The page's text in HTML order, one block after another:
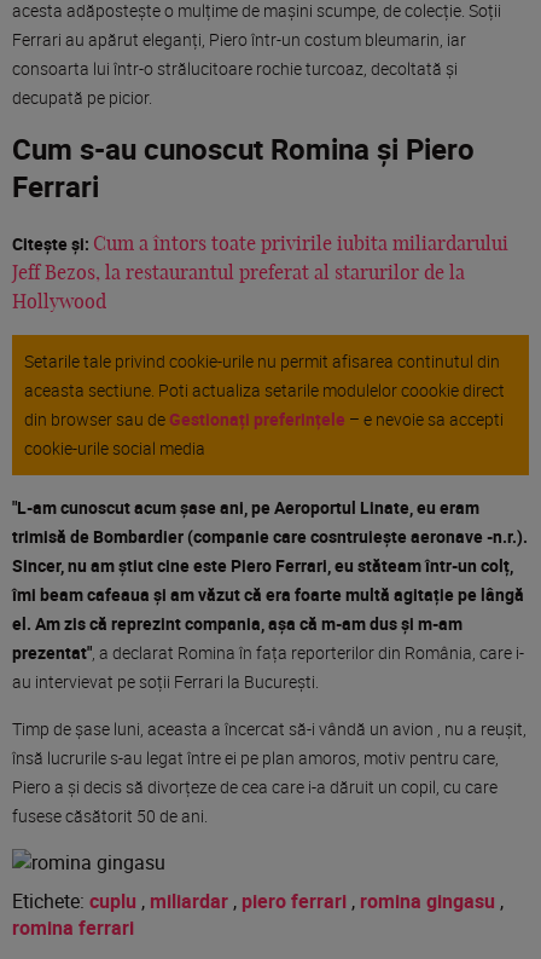
acesta adăpostește o mulțime de mașini scumpe, de colecție. Soții
Ferrari au apărut eleganți, Piero într-un costum bleumarin, iar
consoarta lui într-o strălucitoare rochie turcoaz, decoltată și
decupată pe picior.
Cum s-au cunoscut Romina și Piero
Ferrari
Citește și: Cum a întors toate privirile iubita miliardarului
Jeff Bezos, la restaurantul preferat al starurilor de la
Hollywood
Setarile tale privind cookie-urile nu permit afisarea continutul din
aceasta sectiune. Poti actualiza setarile modulelor coookie direct
din browser sau de Gestionați preferințele – e nevoie sa accepti
cookie-urile social media
"L-am cunoscut acum șase ani, pe Aeroportul Linate, eu eram
trimisă de Bombardier (companie care cosntruiește aeronave -n.r.).
Sincer, nu am știut cine este Piero Ferrari, eu stăteam într-un colț,
îmi beam cafeaua și am văzut că era foarte multă agitație pe lângă
el. Am zis că reprezint compania, așa că m-am dus și m-am
prezentat", a declarat Romina în fața reporterilor din România, care i-
au intervievat pe soții Ferrari la București.
Timp de șase luni, aceasta a încercat să-i vândă un avion , nu a reușit,
însă lucrurile s-au legat între ei pe plan amoros, motiv pentru care,
Piero a și decis să divorțeze de cea care i-a dăruit un copil, cu care
fusese căsătorit 50 de ani.
Etichete: cuplu , miliardar, piero ferrari, romina gingasu ,
romina ferrari